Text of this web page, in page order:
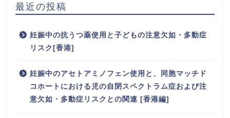
最近の投稿
妊娠中の抗うつ薬使用と子どもの注意欠如・多動症
リスク[香港]
妊娠中のアセトアミノフェン使用と、同胞マッチド
コホートにおける児の自閉スペクトラム症および注
意欠如・多動症リスクとの関連 [香港編]